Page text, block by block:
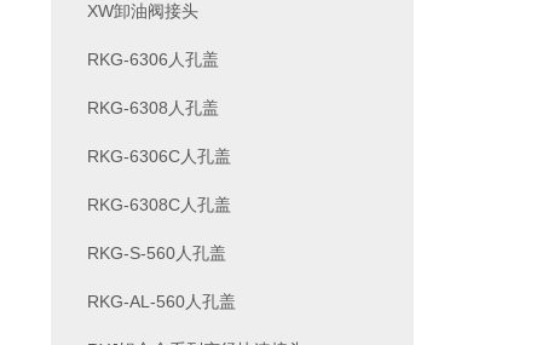
XW卸油阀接头
RKG-6306人孔盖
RKG-6308人孔盖
RKG-6306C人孔盖
RKG-6308C人孔盖
RKG-S-560人孔盖
RKG-AL-560人孔盖